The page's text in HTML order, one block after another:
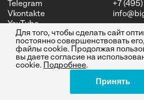
Telegram
Vkontakte
YouTube
+7
Медиа"
Для того, чтобы сделать сайт
постоянно совершенствовать
файлы cookie. Продолжая
вы даете согласие на
cookie.
Подробнее.
Принять